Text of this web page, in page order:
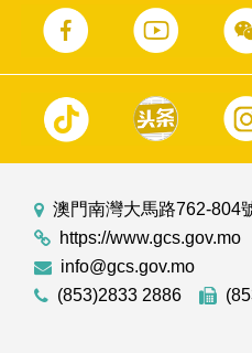
澳門南灣大馬路762-804
https://www.gcs.gov.mo
info@gcs.gov.mo
(853)2833 2886